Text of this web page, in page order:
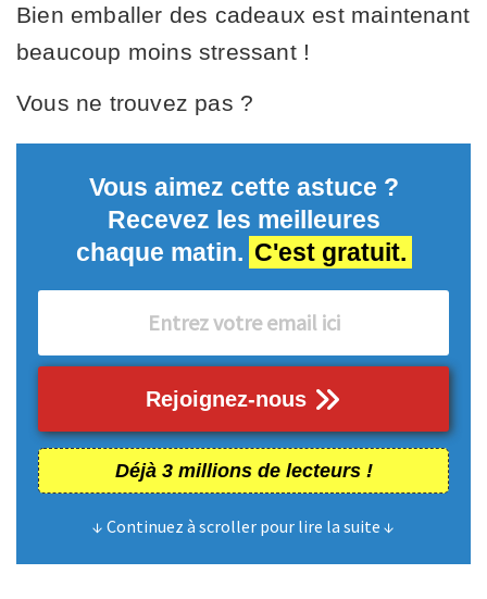
Bien emballer des cadeaux est maintenant
beaucoup moins stressant !
Vous ne trouvez pas ?
Vous aimez cette astuce ?
Recevez les meilleures
chaque matin. C'est gratuit.
Rejoignez-nous
Déjà 3 millions de lecteurs !
↓ Continuez à scroller pour lire la suite ↓